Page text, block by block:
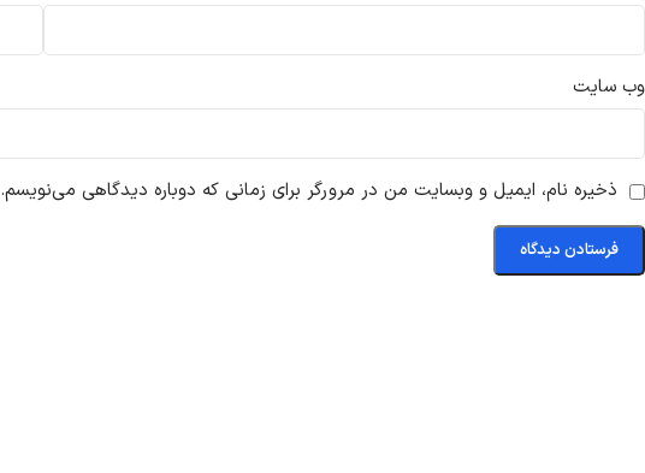
وب‌ سایت
ذخیره نام، ایمیل و وبسایت من در مرورگر برای زمانی که دوباره دیدگاهی می‌نویسم.